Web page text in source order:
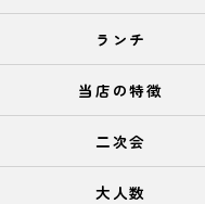
ランチ
当店の特徴
二次会
大人数